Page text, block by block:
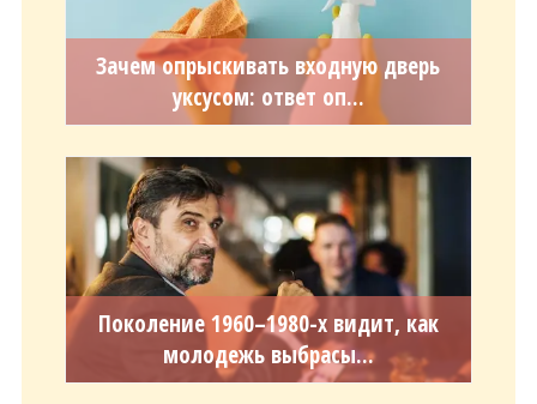
Зачем опрыскивать входную дверь
уксусом: ответ оп...
Поколение 1960–1980-х видит, как
молодежь выбрасы...